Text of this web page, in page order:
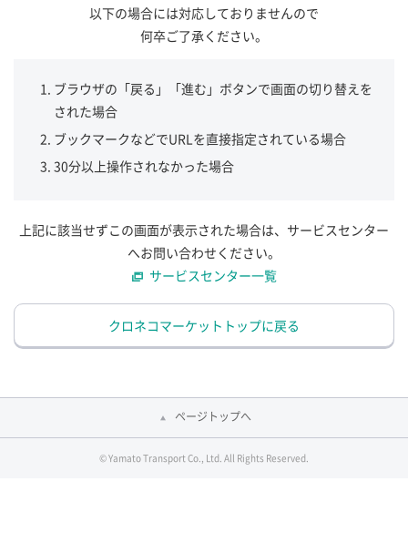
以下の場合には対応しておりませんので
何卒ご了承ください。
ブラウザの「戻る」「進む」ボタンで画面の切り替えを
された場合
ブックマークなどでURLを直接指定されている場合
30分以上操作されなかった場合
上記に該当せずこの画面が表示された場合は、サービスセンター
へお問い合わせください。
サービスセンター一覧
クロネコマーケットトップに戻る
ページトップへ
© Yamato Transport Co., Ltd. All Rights Reserved.